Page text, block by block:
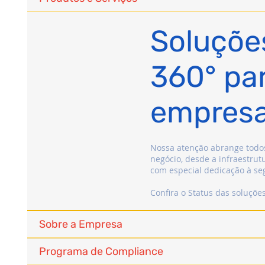
Nossa atenção abrange
negócio, desde a
com especial dedicação à
Confira o Status das soluções
360°
Sobre a Empresa
Programa de Compliance